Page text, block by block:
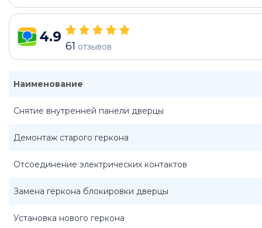
4.9
61 отзывов
Наименование
Снятие внутренней панели дверцы
Демонтаж старого геркона
Отсоединение электрических контактов
Замена геркона блокировки дверцы
Установка нового геркона